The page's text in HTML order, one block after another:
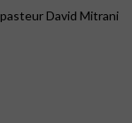
pasteur David Mitrani